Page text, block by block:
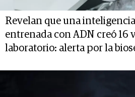
Revelan que una
entrenada con ADN creó 16
laboratorio: alerta por la